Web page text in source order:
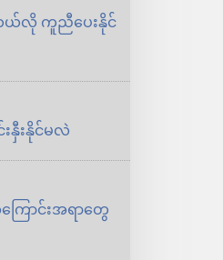
ယ်လို ကူညီပေးနိုင်
းနိုင်မလဲ
ြောင်းအရာတွေ